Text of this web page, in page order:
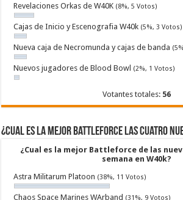
Revelaciones Orkas de W40K (8%, 5 Votos)
Cajas de Inicio y Escenografia W40k (5%, 3 Votos)
Nueva caja de Necromunda y cajas de banda
Nuevos jugadores de Blood Bowl (2%, 1 Votos)
Votantes totales: 56
¿Cual es la mejor Battleforce las cuatro
¿Cual es la mejor Battleforce de las
semana en W40k?
Astra Militarum Platoon (38%, 11 Votos)
Chaos Space Marines WArband (31%, 9 Votos)